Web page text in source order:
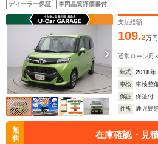
ディーラー保証 車両品質評価書付
支払総額
109.2万円
通常ローン 月
年式 2018年
車検
車検整
保証
保証付
住所
鹿児島
無
料
在庫確認・見